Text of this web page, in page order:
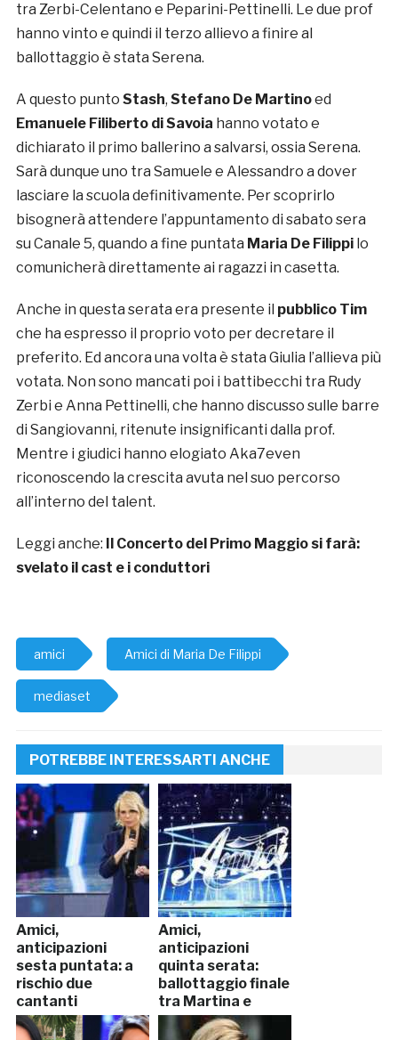
tra Zerbi-Celentano e Peparini-Pettinelli. Le due prof
hanno vinto e quindi il terzo allievo a finire al
ballottaggio è stata Serena.
A questo punto Stash, Stefano De Martinoed
Emanuele Filiberto di Savoia hanno votato e
dichiarato il primo ballerino a salvarsi, ossia Serena.
Sarà dunque uno tra Samuele e Alessandro a dover
lasciare la scuola definitivamente. Per scoprirlo
bisognerà attendere l’appuntamento di sabato sera
su Canale 5, quando a fine puntata Maria De Filippilo
comunicherà direttamente ai ragazzi in casetta.
Anche in questa serata era presente il pubblico Tim
che ha espresso il proprio voto per decretare il
preferito. Ed ancora una volta è stata Giulia l’allieva più
votata. Non sono mancati poi i battibecchi tra Rudy
Zerbi e Anna Pettinelli, che hanno discusso sulle barre
di Sangiovanni, ritenute insignificanti dalla prof.
Mentre i giudici hanno elogiato Aka7even
riconoscendo la crescita avuta nel suo percorso
all’interno del talent.
Leggi anche:
Il Concerto del Primo Maggio si farà:
svelato il cast e i conduttori
amici Amici di Maria De Filippi
mediaset
POTREBBE INTERESSARTI ANCHE
Amici,
anticipazioni
sesta puntata: a
rischio due
cantanti
Amici,
anticipazioni
quinta serata:
ballottaggio finale
tra Martina e
Deddy